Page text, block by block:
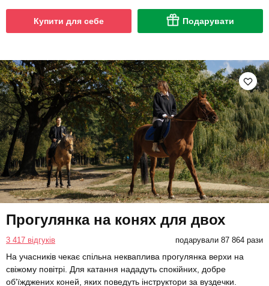
Купити для себе Подарувати
Прогулянка на конях для двох
3 417 відгуків подарували 87 864 рази
На учасників чекає спільна некваплива прогулянка верхи на
свіжому повітрі. Для катання нададуть спокійних, добре
об'їжджених коней, яких поведуть інструктори за вуздечки.